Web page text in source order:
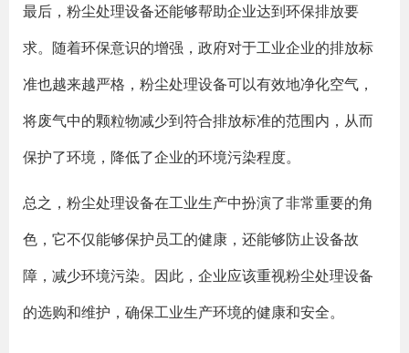
最后，粉尘处理设备还能够帮助企业达到环保排放要
求。随着环保意识的增强，政府对于工业企业的排放标
准也越来越严格，粉尘处理设备可以有效地净化空气，
将废气中的颗粒物减少到符合排放标准的范围内，从而
保护了环境，降低了企业的环境污染程度。
总之，粉尘处理设备在工业生产中扮演了非常重要的角
色，它不仅能够保护员工的健康，还能够防止设备故
障，减少环境污染。因此，企业应该重视粉尘处理设备
的选购和维护，确保工业生产环境的健康和安全。